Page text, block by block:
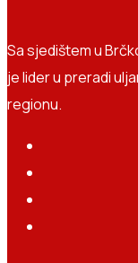
Sa sjedištem u
je lider u preradi
regionu.